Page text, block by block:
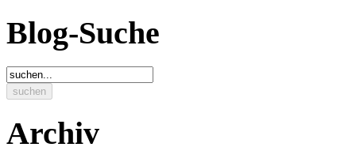
Blog-Suche
suchen
Archiv